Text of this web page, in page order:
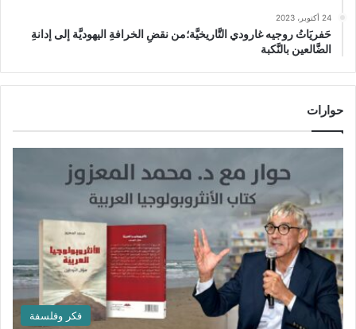
24 أكتوبر، 2023
حَفريَاتُ روجيه غارودي التَّاريخيَّة؛من نقضِ الخرافةِ اليهوديَّة إلى إدانةِ
الضَّالعين بالنَّكبة
حوارات
فكر وفلسفة